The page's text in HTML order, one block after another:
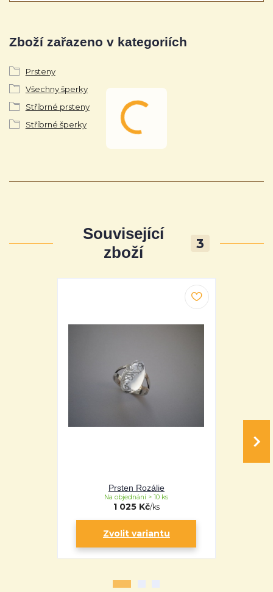
Zboží zařazeno v kategoriích
Prsteny
Všechny šperky
Stříbrné prsteny
Stříbrné šperky
Související
zboží
3
Prsten Rozálie
1 025 Kč/ks
Na objednání > 10 ks
Zvolit variantu